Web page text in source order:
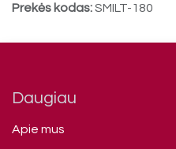
Prekės kodas:SMILT-180
Daugiau
Apie mus